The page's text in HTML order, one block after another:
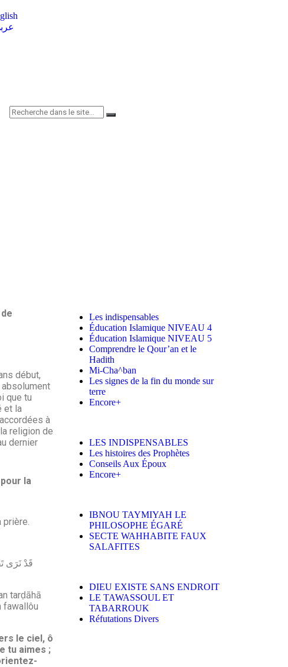
début,
que tu
et la
à
religion de
dernier
la
tarḍāhā
fawallôu
le ciel, ô
tu aimes ;
Les indispensables
Éducation Islamique NIVEAU 4
Éducation Islamique NIVEAU 5
Comprendre le Qour’an et le
Hadith
Mi-Cha^ban
Les signes de la fin du monde sur
terre
Encore+
LES INDISPENSABLES
Les histoires des Prophètes
Conseils Aux Époux
Encore+
IBNOU TAYMIYAH LE
PHILOSOPHE ÉGARÉ
SECTE WAHHABITE FAUX
SALAFITES
DIEU EXISTE SANS ENDROIT
LE TAWASSOUL ET
TABARROUK
Réfutations Divers